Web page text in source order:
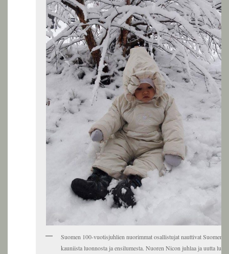
Suomen 100-vuotisjuhlien nuorimmat osallistujat nauttivat Suomen
kauniista luonnosta ja ensilumesta. Nuoren Nicon juhlaa ja uutta